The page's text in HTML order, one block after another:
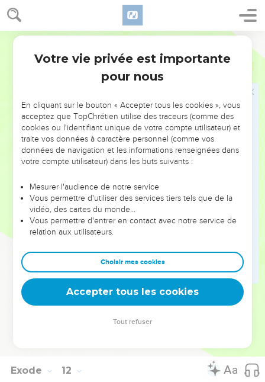
Exode 11
« Au milieu de la nuit, j’irai et je parcourrai l’Egypte
5 et tout fils aîné dans ce pays mourra, depuis le fils aîné du
fait tourner la meule, ainsi que tout premier-né du bétail.
De grands cris s’élèveront dans tout le pays comme il n’y
Mais chez les Israélites, on n’entendra pas même un chien
aboyer contre un homme ou une bête. Vous saurez ainsi que
l’Eternel fait une distinction entre l’Egypte et Israël.
Alors tous tes hauts fonctionnaires qui t’entourent
suppliant : “Va-t’en, toi et tout le peuple qui marche à ta
suite.” Après cela, oui, je partirai. » Moïse sortit alors de chez
le pharaon dans une grande colère.
L’Eternel lui avait dit : —Le pharaon ne vous écoutera pas,
Moïse et Aaron accomplirent donc tous ces prodiges en
présence du pharaon. Mais l’Eternel rendit son cœur obstiné,
de sorte qu’il ne laissa pas les Israélites quitter son pays.
La Bible Du Semeur Copyright © 1992, 1999 by Biblica, Inc.® Used by permission.
Exode 12
Votre vie privée est importante
pour nous
En cliquant sur le bouton « Accepter tous les cookies », vous
acceptez que TopChrétien utilise des traceurs (comme des
cookies ou l'identifiant unique de votre compte utilisateur) et
traite vos données à caractère personnel (comme vos
données de navigation et les informations renseignées dans
votre compte utilisateur) dans les buts suivants :
Mesurer l'audience de notre service
Vous permettre d'utiliser des services tiers tels que de la
vidéo, des cartes du monde…
Vous permettre d'entrer en contact avec notre service de
relation aux utilisateurs.
Choisir mes cookies
Accepter tous les cookies
Tout refuser